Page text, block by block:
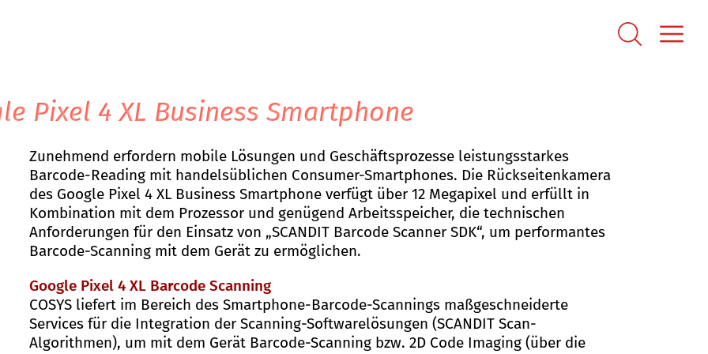
Pixel 4 XL Business Smartphone
Zunehmend erfordern mobile Lösungen und Geschäftsprozesse leistungsstarkes
Barcode-Reading mit handelsüblichen Consumer-Smartphones. Die Rückseitenkamera
des Google Pixel 4 XL Business Smartphone verfügt über 12 Megapixel und erfüllt in
Kombination mit dem Prozessor und genügend Arbeitsspeicher, die technischen
Anforderungen für den Einsatz von „SCANDIT Barcode Scanner SDK“, um performantes
Barcode-Scanning mit dem Gerät zu ermöglichen.
Google Pixel 4 XL Barcode Scanning
COSYS liefert im Bereich des Smartphone-Barcode-Scannings maßgeschneiderte
Services für die Integration der Scanning-Softwarelösungen (SCANDIT Scan-
Algorithmen), um mit dem Gerät Barcode-Scanning bzw. 2D Code Imaging (über die